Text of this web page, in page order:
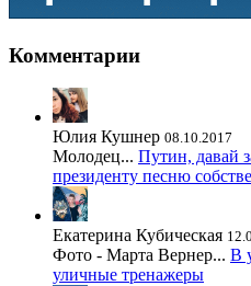
Комментарии
Юлия Кушнер 08.10.2017
Молодец... Путин, давай
президенту песню
Екатерина Кубическая
Фото - Марта Вернер... В
уличные тренажеры